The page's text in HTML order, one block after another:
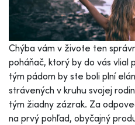
Chýba vám v živote ten
poháňač, ktorý by do vás vlial
tým pádom by ste boli plní
strávených v kruhu svojej
tým žiadny zázrak. Za
na prvý pohľad, obyčajný